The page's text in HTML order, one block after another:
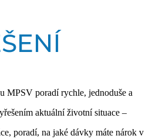
MPSV poradí rychle, jednoduše a
aktuální životní situace –
poradí, na jaké dávky máte nárok v